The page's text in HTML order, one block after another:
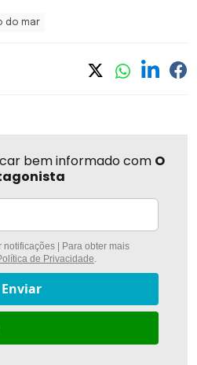
do mar
bem informado com O
notificações | Para obter mais
de Privacidade
Enviar